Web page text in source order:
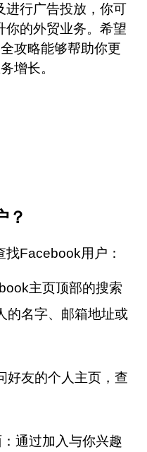
进行广告投放，你可
你的外贸业务。希望
攻略能够帮助你更
增长。
？
Facebook用户：
主页顶部的搜索
的名字、邮箱地址或
好友的个人主页，查
通过加入与你兴趣